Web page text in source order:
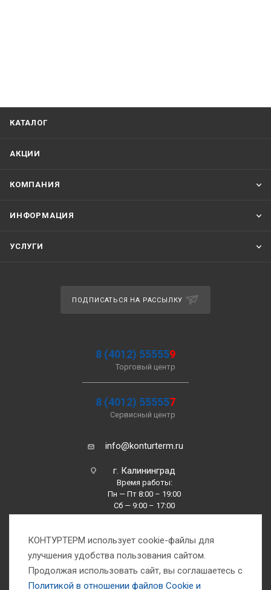
КАТАЛОГ
АКЦИИ
КОМПАНИЯ
ИНФОРМАЦИЯ
УСЛУГИ
ПОДПИСАТЬСЯ НА РАССЫЛКУ
8 (4012) 555559
Торговый центр
8 (4012) 555557
Сервисный центр
info@konturterm.ru
г. Калининград
Время работы:
Пн — Пт 8:00 – 19:00
Сб — 9:00 – 17:00
Вс —10:00 – 16:00
КОНТУРТЕРМ использует cookie-файлы для
улучшения удобства пользования сайтом.
Продолжая использовать сайт, вы соглашаетесь с
Политикой в отношении файлов Сookie и